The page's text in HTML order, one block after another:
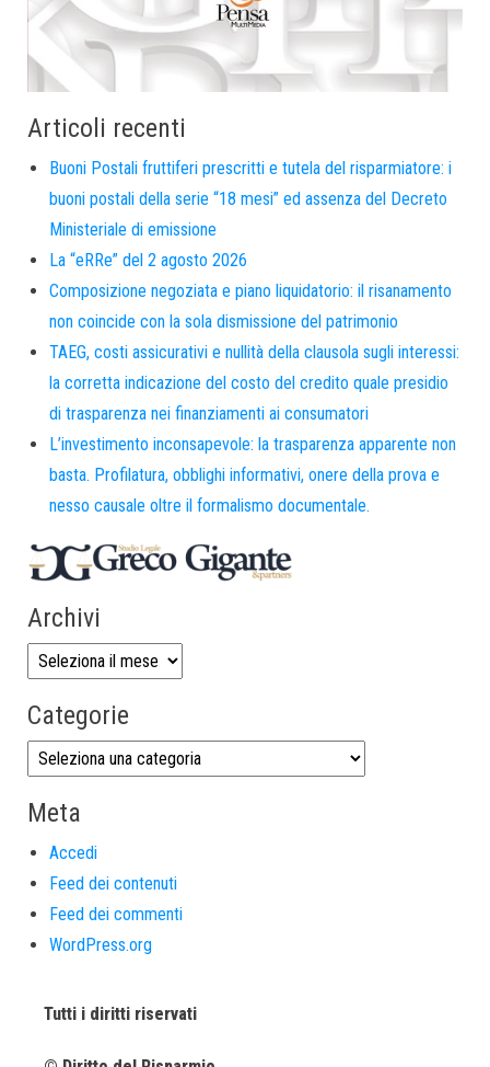
Articoli recenti
Buoni Postali fruttiferi prescritti e tutela del risparmiatore: i
buoni postali della serie “18 mesi” ed assenza del Decreto
Ministeriale di emissione
La “eRRe” del 2 agosto 2026
Composizione negoziata e piano liquidatorio: il risanamento
non coincide con la sola dismissione del patrimonio
TAEG, costi assicurativi e nullità della clausola sugli interessi:
la corretta indicazione del costo del credito quale presidio
di trasparenza nei finanziamenti ai consumatori
L’investimento inconsapevole: la trasparenza apparente non
basta. Profilatura, obblighi informativi, onere della prova e
nesso causale oltre il formalismo documentale.
Archivi
Categorie
Meta
Accedi
Feed dei contenuti
Feed dei commenti
WordPress.org
Tutti i diritti riservati